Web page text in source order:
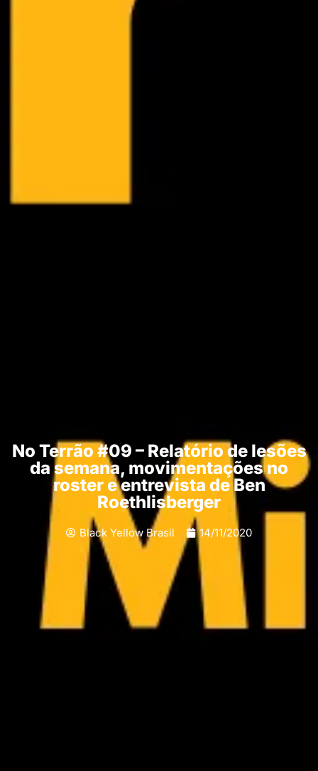
No Terrão #09 – Relatório de lesões
da semana, movimentações no
roster e entrevista de Ben
Roethlisberger
Black Yellow Brasil 14/11/2020